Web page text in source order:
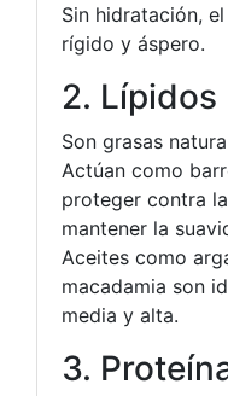
Sin hidratación,
rígido y áspero.
2. Lípidos
Son grasas
Actúan como
proteger contra
mantener la
Aceites como
macadamia son
media y alta.
3.